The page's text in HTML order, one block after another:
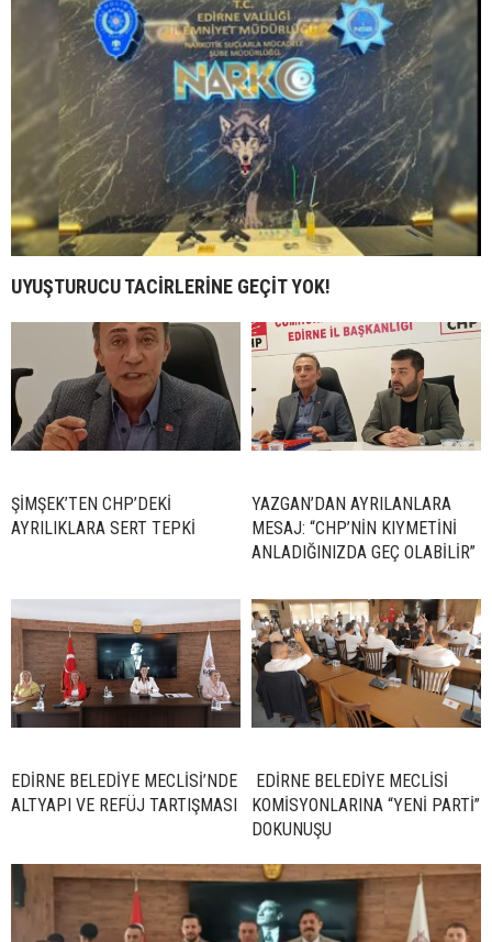
UYUŞTURUCU TACİRLERİNE GEÇİT YOK!
ŞİMŞEK’TEN CHP’DEKİ
AYRILIKLARA SERT TEPKİ
YAZGAN’DAN AYRILANLARA
MESAJ: “CHP’NİN KIYMETİNİ
ANLADIĞINIZDA GEÇ OLABİLİR”
EDİRNE BELEDİYE MECLİSİ’NDE
ALTYAPI VE REFÜJ TARTIŞMASI
EDİRNE BELEDİYE MECLİSİ
KOMİSYONLARINA “YENİ PARTİ”
DOKUNUŞU